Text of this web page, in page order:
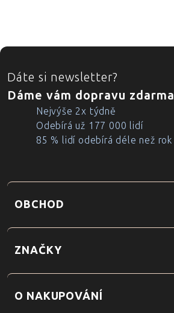
ZÁPATÍ
Dáte si newsletter?
Dáme vám dopravu zdarma
Nejvýše 2x týdně
Odebírá už 177 000 lidí
85 % lidí odebírá déle než rok
OBCHOD
ZNAČKY
O NAKUPOVÁNÍ